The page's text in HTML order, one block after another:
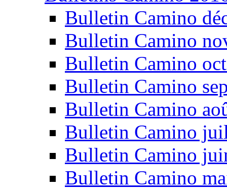
Bulletin Camino
Bulletin Camino
Bulletin Camino
Bulletin Camino
Bulletin Camino
Bulletin Camino
Bulletin Camino
Bulletin Camino